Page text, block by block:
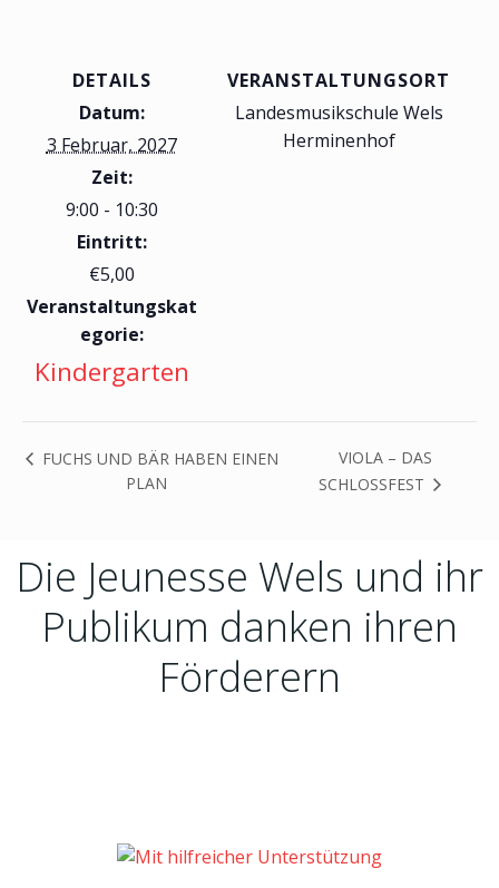
DETAILS
Datum:
3 Februar, 2027
Zeit:
9:00 - 10:30
Eintritt:
€5,00
Veranstaltungskat
egorie:
Kindergarten
VERANSTALTUNGSORT
Landesmusikschule Wels
Herminenhof
FUCHS UND BÄR HABEN EINEN
PLAN
VIOLA – DAS
SCHLOSSFEST
Die Jeunesse Wels und ihr
Publikum danken ihren
Förderern